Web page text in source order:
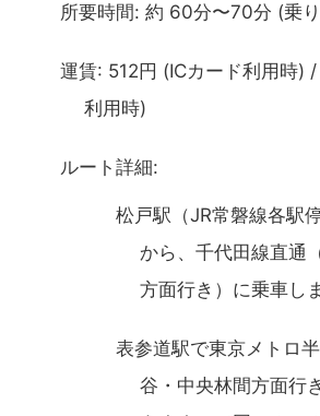
所要時間: 約 60分〜70分 (乗
運賃: 512円 (ICカード利用時)
利用時)
ルート詳細:
松戸駅（JR常磐線各駅
から、千代田線直通
方面行き）に乗車し
表参道駅で東京メトロ
谷・中央林間方面行